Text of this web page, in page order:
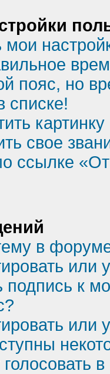
мои
пояс, но
списке!
свое
ссылке
в
или
подпись к
или